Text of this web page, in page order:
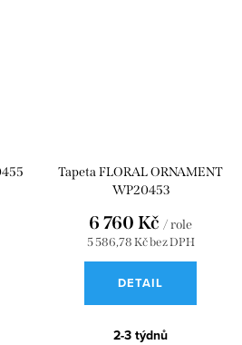
Tapeta FLORAL ORNAMENT
WP20453
5 586,78 Kč bez DPH
6 760 Kč / role
DETAIL
2-3 týdnů